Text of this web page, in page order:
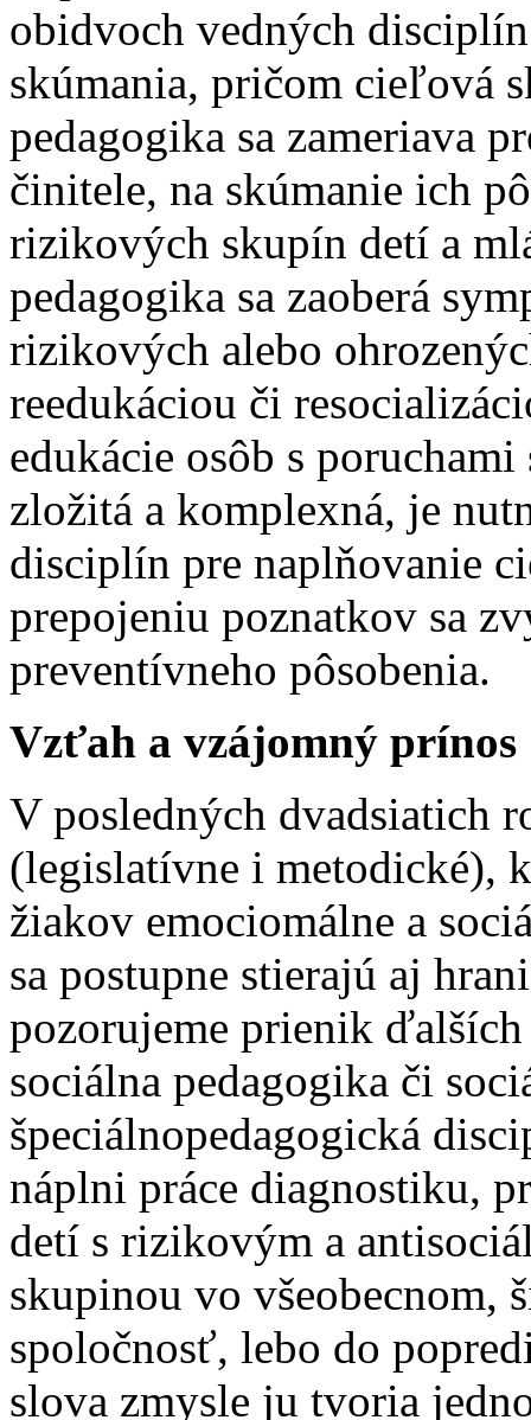
obidvoch vedných
skúmania, pričom cieľová
pedagogika sa zameriava
činitele, na skúmanie ich
rizikových skupín detí a
pedagogika sa zaoberá
rizikových alebo
reedukáciou či
edukácie osôb s
zložitá a komplexná, je
disciplín pre naplňovanie
prepojeniu poznatkov sa
preventívneho pôsobenia.
Vzťah a vzájomný prínos
V posledných dvadsiatich
(legislatívne i metodické),
žiakov emociomálne a
sa postupne stierajú aj
pozorujeme prienik
sociálna pedagogika či
špeciálnopedagogická
náplni práce diagnostiku,
detí s rizikovým a
skupinou vo všeobecnom,
spoločnosť, lebo do
slova zmysle ju tvoria